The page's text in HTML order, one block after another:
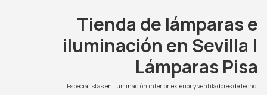
Tienda de lámparas e
iluminación en Sevilla |
Lámparas Pisa
Especialistas en iluminación interior, exterior y ventiladores de techo.